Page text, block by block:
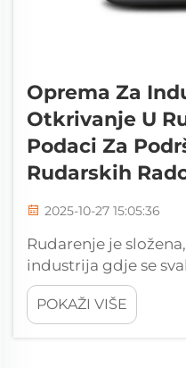
Oprema Za
Otkrivanje U
Podaci Za
Rudarskih
2025-10-27 15:05:36
Rudarenje je
industrija gdje se
točne, u stvarnom
podzemlju zemlje.
i procjene resursa
POKAŽI VIŠE